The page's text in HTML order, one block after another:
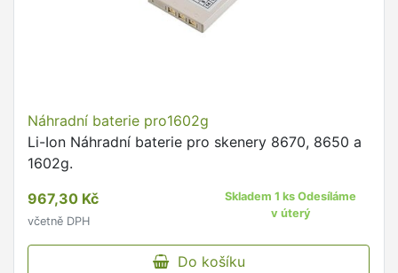
Náhradní baterie pro1602g
Li-Ion Náhradní baterie pro skenery 8670, 8650 a
1602g.
967,30 Kč
včetně DPH
Skladem 1 ks Odesíláme
v úterý
Do košíku